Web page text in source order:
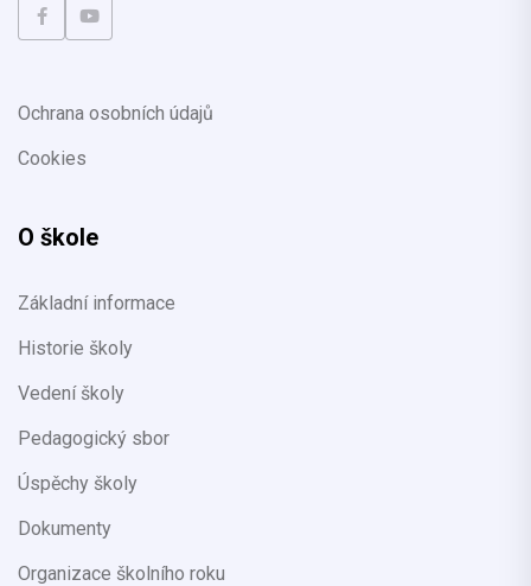
Ochrana osobních údajů
Cookies
O škole
Základní informace
Historie školy
Vedení školy
Pedagogický sbor
Úspěchy školy
Dokumenty
Organizace školního roku